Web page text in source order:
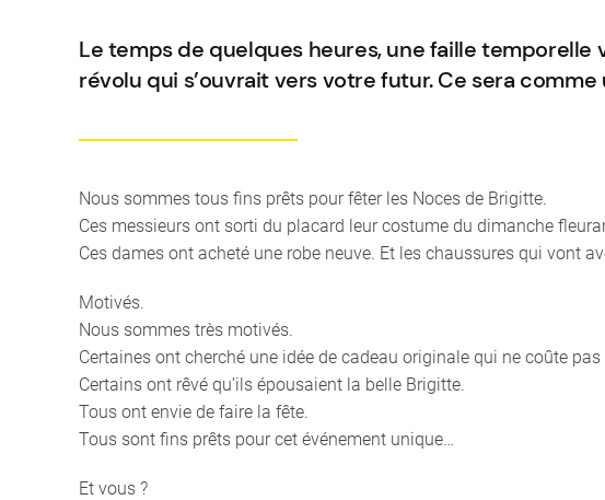
Le temps de quelques heures, une faille
révolu qui s’ouvrait vers votre futur. Ce sera
Nous sommes tous fins prêts pour fêter les Noces de Brigitte.
Ces messieurs ont sorti du placard leur costume du dimanche
Ces dames ont acheté une robe neuve. Et les chaussures qui vont
Motivés.
Nous sommes très motivés.
Certaines ont cherché une idée de cadeau originale qui ne coûte pas
Certains ont rêvé qu’ils épousaient la belle Brigitte.
Tous ont envie de faire la fête.
Tous sont fins prêts pour cet événement unique…
Et vous ?